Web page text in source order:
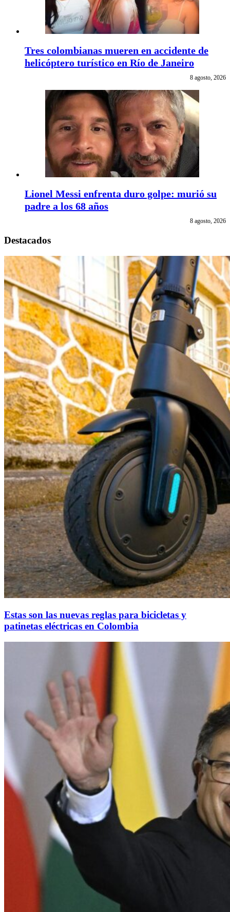
Tres colombianas mueren en accidente de
helicóptero turístico en Río de Janeiro
8 agosto, 2026
Lionel Messi enfrenta duro golpe: murió su
padre a los 68 años
8 agosto, 2026
Destacados
Estas son las nuevas reglas para bicicletas y
patinetas eléctricas en Colombia